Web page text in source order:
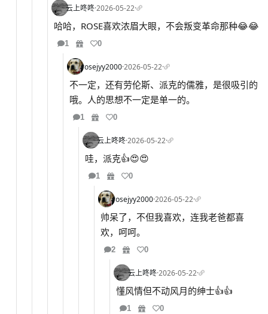
云上咚咚·2026-05-22·
哈哈，ROSE喜欢浓眉大眼，不会叛变革命那种😂😂
1 0
rosejyy2000·2026-05-22·
不一定，还有劳伦斯、派克的儒雅，是很吸引的
哦。人的思想不一定是单一的。
1 0
云上咚咚·2026-05-22·
哇，派克👍😍😍
1 0
rosejyy2000·2026-05-22·
帅呆了，不但我喜欢，连我老爸都喜
欢，呵呵。
2 0
云上咚咚·2026-05-22·
懂风情但不动风月的绅士👍👍
1 0